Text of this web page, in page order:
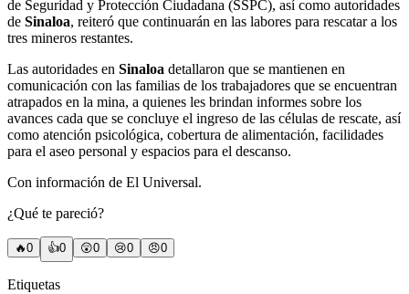
de Seguridad y Protección Ciudadana (SSPC), así como autoridades
de Sinaloa, reiteró que continuarán en las labores para rescatar a los
tres mineros restantes.
Las autoridades en Sinaloa detallaron que se mantienen en
comunicación con las familias de los trabajadores que se encuentran
atrapados en la mina, a quienes les brindan informes sobre los
avances cada que se concluye el ingreso de las células de rescate, así
como atención psicológica, cobertura de alimentación, facilidades
para el aseo personal y espacios para el descanso.
Con información de El Universal.
¿Qué te pareció?
🔥0 👍0 😲0 😢0 😠0
Etiquetas